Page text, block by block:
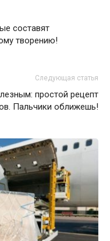
составят
творению!
Следующая статья
простой рецепт
Пальчики оближешь!